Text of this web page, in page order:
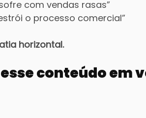
com vendas rasas”
o processo comercial”
horizontal.
conteúdo em